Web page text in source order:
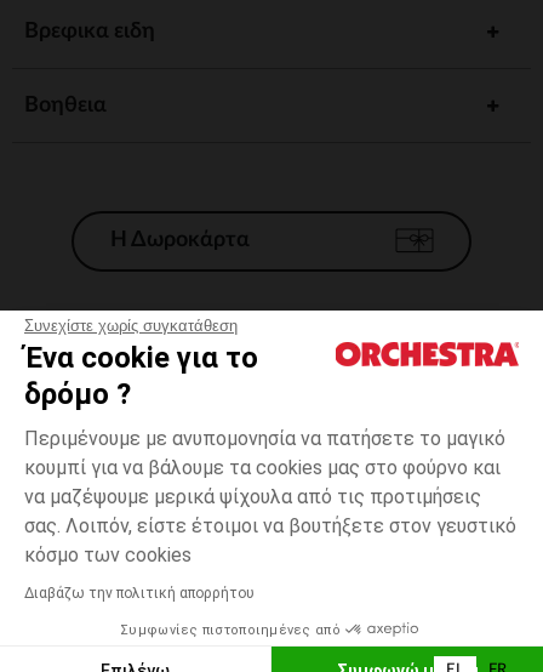
Συνεχίστε χωρίς συγκατάθεση
Ένα cookie για το
δρόμο ?
Περιμένουμε με ανυπομονησία να πατήσετε το μαγικό
κουμπί για να βάλουμε τα cookies μας στο φούρνο και
να μαζέψουμε μερικά ψίχουλα από τις προτιμήσεις
σας. Λοιπόν, είστε έτοιμοι να βουτήξετε στον γευστικό
κόσμο των cookies
Διαβάζω την πολιτική απορρήτου
Συμφωνίες πιστοποιημένες από
Πολύχρωμο
one
Δυνατότητα πληρωμής με
ΠΡΟΣΘΉΚΗ ΣΤΟ ΚΑΛΆΘΙ
Βρεφικα ειδη
Βοηθεια
Η Δωροκάρτα
Γενικοί 'Οροι Πώλησης
*Εμπορικες προσφορες
Προσωπικά δεδομένα
Διαχείρηση των cookies
Προσβασιμότητα: μη συμμορφούμενη
H Orchestra συμμετέχει στον κωδικά δεοντολογίας και στο σύστημα
μεσολάβησης της Γαλλικής Ομοσπονδίας Ηλεκτρονικού Εμπορίου.